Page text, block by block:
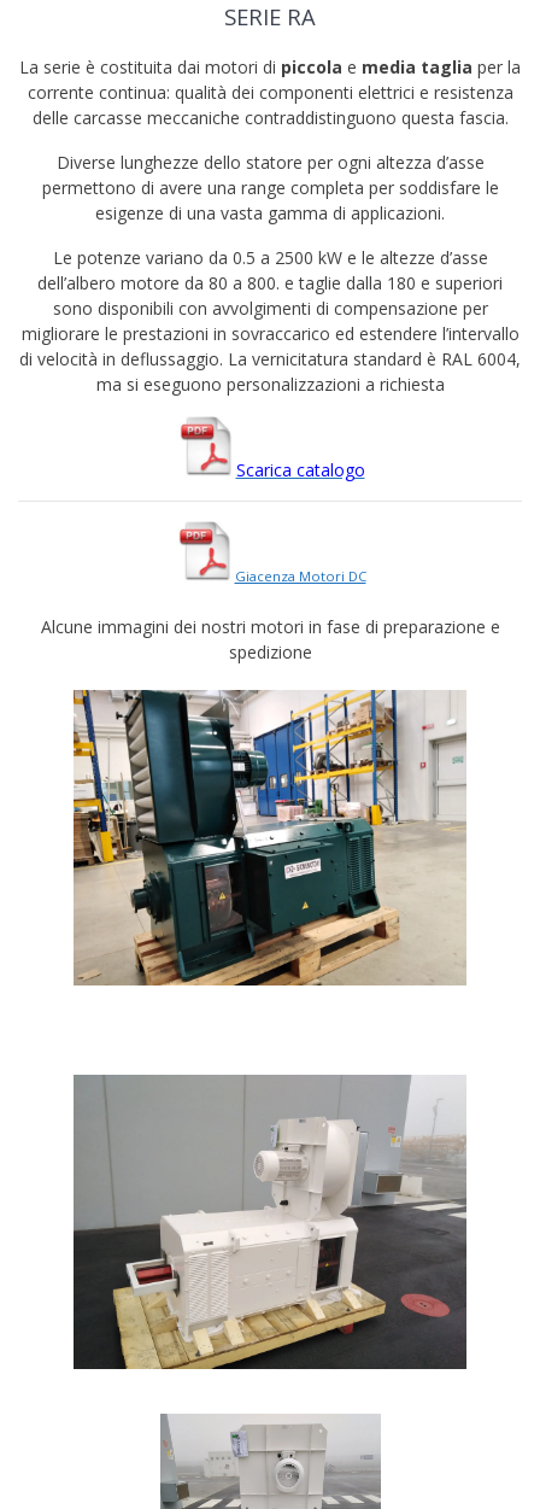
SERIE RA
La serie è costituita dai motori di piccola e media taglia per la
corrente continua: qualità dei componenti elettrici e resistenza
delle carcasse meccaniche contraddistinguono questa fascia.
Diverse lunghezze dello statore per ogni altezza d’asse
permettono di avere una range completa per soddisfare le
esigenze di una vasta gamma di applicazioni.
Le potenze variano da 0.5 a 2500 kW e le altezze d’asse
dell’albero motore da 80 a 800. e taglie dalla 180 e superiori
sono disponibili con avvolgimenti di compensazione per
migliorare le prestazioni in sovraccarico ed estendere l’intervallo
di velocità in deflussaggio. La vernicitatura standard è RAL 6004,
ma si eseguono personalizzazioni a richiesta
Scarica catalogo
Giacenza Motori DC
Alcune immagini dei nostri motori in fase di preparazione e
spedizione